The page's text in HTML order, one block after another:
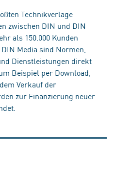
Technikverlage
zwischen DIN und DIN
als 150.000 Kunden
Media sind Normen,
Dienstleistungen direkt
Beispiel per Download,
Verkauf der
zur Finanzierung neuer